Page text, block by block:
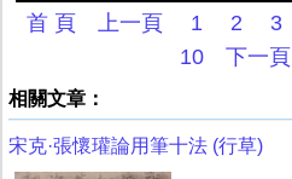
首 頁 上一頁 1 2 3
10
下一頁
相關文章：
宋克·張懷瓘論用筆十法 (行草)